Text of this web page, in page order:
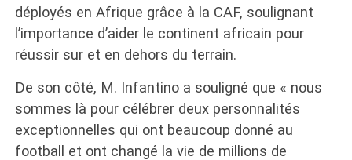
déployés en Afrique grâce à la CAF, soulignant
l’importance d’aider le continent africain pour
réussir sur et en dehors du terrain.
De son côté, M. Infantino a souligné que « nous
sommes là pour célébrer deux personnalités
exceptionnelles qui ont beaucoup donné au
football et ont changé la vie de millions de